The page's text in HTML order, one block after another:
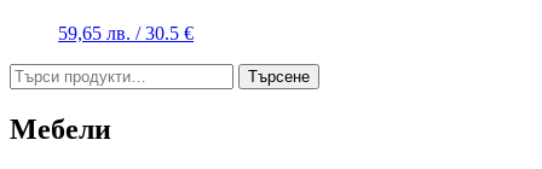
59,65 лв. / 30.5 €
Търсене
за:
Търсене
Мебели